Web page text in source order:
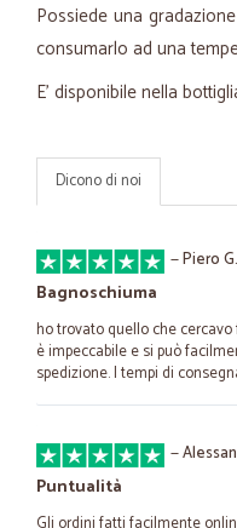
Possiede una
consumarlo ad una
E’ disponibile nella
Dicono di noi
—Piero G.
Bagnoschiuma
ho trovato quello che
è impeccabile e si può
spedizione. I tempi di
—
Puntualità